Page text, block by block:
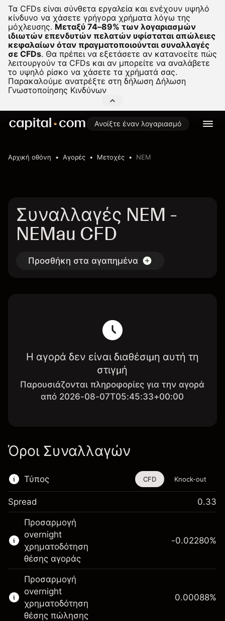
Τα CFDs είναι σύνθετα εργαλεία και ενέχουν υψηλό
κίνδυνο να χάσετε γρήγορα χρήματα λόγω της
μόχλευσης. Μεταξύ 74–89% των λογαριασμών
ιδιωτών επενδυτών πελατών υφίσταται απώλειες
κεφαλαίων όταν πραγματοποιούνται συναλλαγές
σε CFDs. Θα πρέπει να εξετάσετε αν κατανοείτε πώς
λειτουργούν τα CFDs και αν μπορείτε να αναλάβετε
το υψηλό ρίσκο να χάσετε τα χρήματά σας.
Παρακαλούμε ανατρέξτε στη δήλωση Δήλωση
Γνωστοποίησης Κινδύνων
Ανοίξτε έναν λογαριασμό
Αρχική οθόνη Αγορές Μετοχές NEM
Συναλλαγές NEM -
NEMau CFD
Προσθήκη στα αγαπημένα
Η αγορά δεν είναι διαθέσιμη αυτή τη
στιγμή
Παρουσιάζονται πληροφορίες για την αγορά
από 2026-08-07T05:45:33+00:00
Όροι Συναλλαγών
Τύπος
Αυτό το χρηματοοικονομικό εργαλείο είναι
διαθέσιμο για διαπραγμάτευση μέσω CFDs
και Knock-outs.
Μάθετε περισσότερα σχετικά με:
CFDs
Knock-outs
CFD Knock-out
Spread 0.33
Προσαρμογή
overnight
χρηματοδότηση
θέσης αγοράς
-0.02280%
Προσαρμογή
overnight
χρηματοδότηση
θέσης πώλησης
0.00088%